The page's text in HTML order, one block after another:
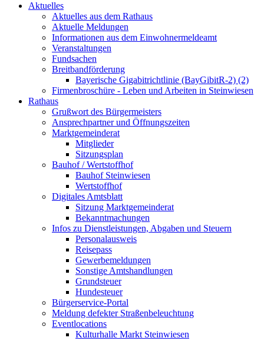
Aktuelles
Aktuelles aus dem Rathaus
Aktuelle Meldungen
Informationen aus dem Einwohnermeldeamt
Veranstaltungen
Fundsachen
Breitbandförderung
Bayerische Gigabitrichtlinie (BayGibitR-2) (2)
Firmenbroschüre - Leben und Arbeiten in Steinwiesen
Rathaus
Grußwort des Bürgermeisters
Ansprechpartner und Öffnungszeiten
Marktgemeinderat
Mitglieder
Sitzungsplan
Bauhof / Wertstoffhof
Bauhof Steinwiesen
Wertstoffhof
Digitales Amtsblatt
Sitzung Marktgemeinderat
Bekanntmachungen
Infos zu Dienstleistungen, Abgaben und Steuern
Personalausweis
Reisepass
Gewerbemeldungen
Sonstige Amtshandlungen
Grundsteuer
Hundesteuer
Bürgerservice-Portal
Meldung defekter Straßenbeleuchtung
Eventlocations
Kulturhalle Markt Steinwiesen